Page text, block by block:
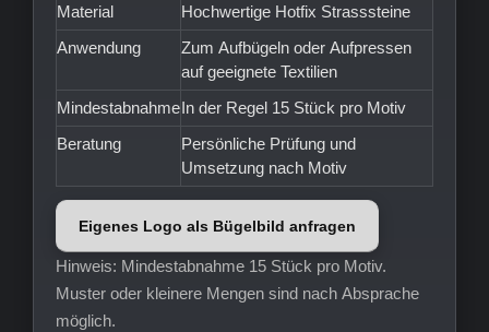
Material
Hochwertige Hotfix Strasssteine
Anwendung
Zum Aufbügeln oder Aufpressen
auf geeignete Textilien
MindestabnahmeIn der Regel 15 Stück pro Motiv
Beratung
Persönliche Prüfung und
Umsetzung nach Motiv
Eigenes Logo als Bügelbild anfragen
Hinweis: Mindestabnahme 15 Stück pro Motiv.
Muster oder kleinere Mengen sind nach Absprache
möglich.